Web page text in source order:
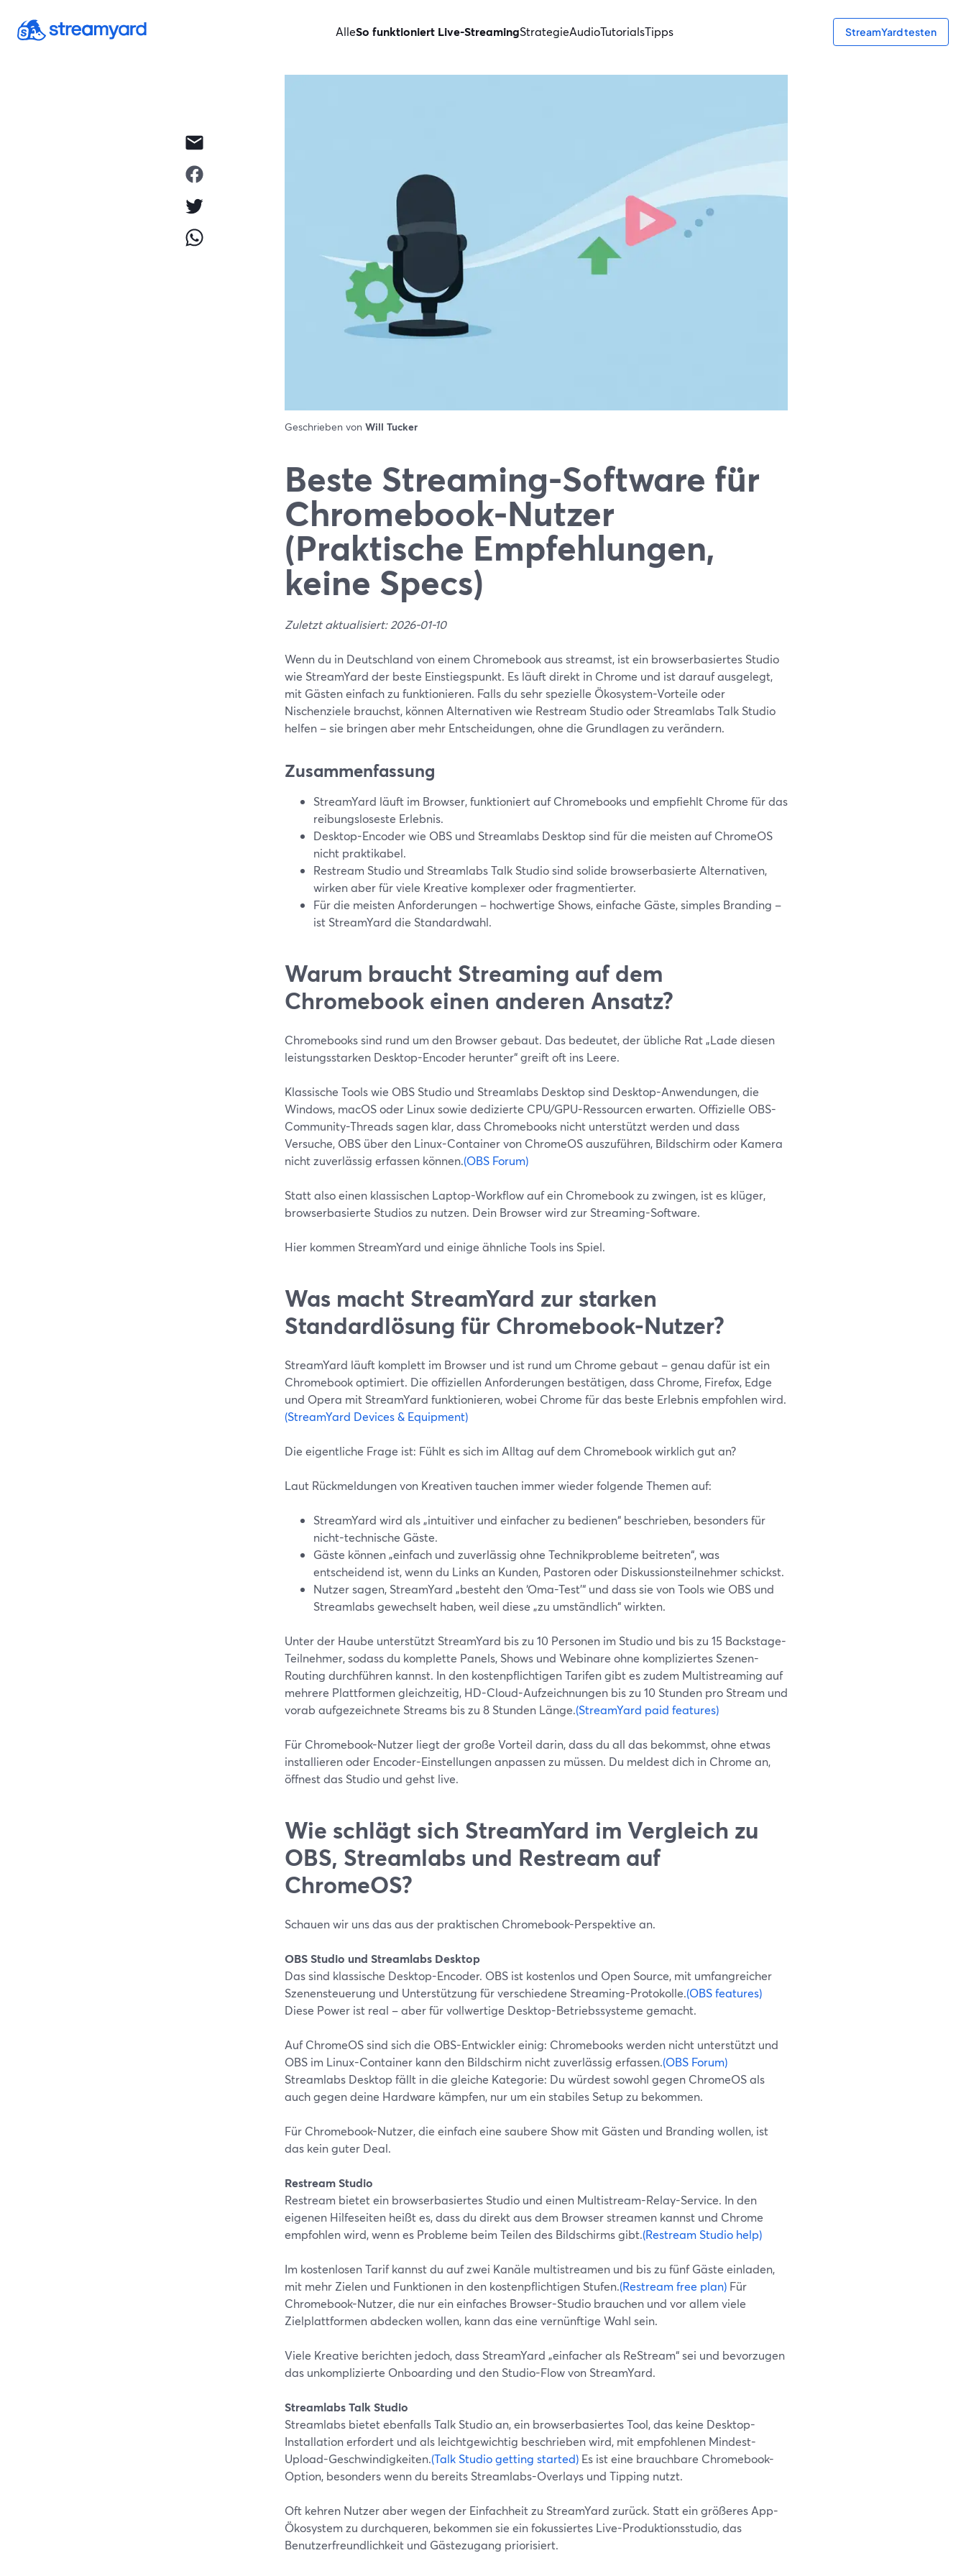
AlleSo funktioniert Live-StreamingStrategieAudioTutorialsTipps StreamYard testen
Geschrieben von Will Tucker
Beste Streaming-Software für
Chromebook-Nutzer
(Praktische Empfehlungen,
keine Specs)
Zuletzt aktualisiert: 2026-01-10
Wenn du in Deutschland von einem Chromebook aus streamst, ist ein browserbasiertes Studio
wie StreamYard der beste Einstiegspunkt. Es läuft direkt in Chrome und ist darauf ausgelegt,
mit Gästen einfach zu funktionieren. Falls du sehr spezielle Ökosystem-Vorteile oder
Nischenziele brauchst, können Alternativen wie Restream Studio oder Streamlabs Talk Studio
helfen – sie bringen aber mehr Entscheidungen, ohne die Grundlagen zu verändern.
Zusammenfassung
StreamYard läuft im Browser, funktioniert auf Chromebooks und empfiehlt Chrome für das
reibungsloseste Erlebnis.
Desktop-Encoder wie OBS und Streamlabs Desktop sind für die meisten auf ChromeOS
nicht praktikabel.
Restream Studio und Streamlabs Talk Studio sind solide browserbasierte Alternativen,
wirken aber für viele Kreative komplexer oder fragmentierter.
Für die meisten Anforderungen – hochwertige Shows, einfache Gäste, simples Branding –
ist StreamYard die Standardwahl.
Warum braucht Streaming auf dem
Chromebook einen anderen Ansatz?
Chromebooks sind rund um den Browser gebaut. Das bedeutet, der übliche Rat „Lade diesen
leistungsstarken Desktop-Encoder herunter“ greift oft ins Leere.
Klassische Tools wie OBS Studio und Streamlabs Desktop sind Desktop-Anwendungen, die
Windows, macOS oder Linux sowie dedizierte CPU/GPU-Ressourcen erwarten. Offizielle OBS-
Community-Threads sagen klar, dass Chromebooks nicht unterstützt werden und dass
Versuche, OBS über den Linux-Container von ChromeOS auszuführen, Bildschirm oder Kamera
nicht zuverlässig erfassen können.(OBS Forum)
Statt also einen klassischen Laptop-Workflow auf ein Chromebook zu zwingen, ist es klüger,
browserbasierte Studios zu nutzen. Dein Browser wird zur Streaming-Software.
Hier kommen StreamYard und einige ähnliche Tools ins Spiel.
Was macht StreamYard zur starken
Standardlösung für Chromebook-Nutzer?
StreamYard läuft komplett im Browser und ist rund um Chrome gebaut – genau dafür ist ein
Chromebook optimiert. Die offiziellen Anforderungen bestätigen, dass Chrome, Firefox, Edge
und Opera mit StreamYard funktionieren, wobei Chrome für das beste Erlebnis empfohlen wird.
(StreamYard Devices & Equipment)
Die eigentliche Frage ist: Fühlt es sich im Alltag auf dem Chromebook wirklich gut an?
Laut Rückmeldungen von Kreativen tauchen immer wieder folgende Themen auf:
StreamYard wird als „intuitiver und einfacher zu bedienen“ beschrieben, besonders für
nicht-technische Gäste.
Gäste können „einfach und zuverlässig ohne Technikprobleme beitreten“, was
entscheidend ist, wenn du Links an Kunden, Pastoren oder Diskussionsteilnehmer schickst.
Nutzer sagen, StreamYard „besteht den ‘Oma-Test’“ und dass sie von Tools wie OBS und
Streamlabs gewechselt haben, weil diese „zu umständlich“ wirkten.
Unter der Haube unterstützt StreamYard bis zu 10 Personen im Studio und bis zu 15 Backstage-
Teilnehmer, sodass du komplette Panels, Shows und Webinare ohne kompliziertes Szenen-
Routing durchführen kannst. In den kostenpflichtigen Tarifen gibt es zudem Multistreaming auf
mehrere Plattformen gleichzeitig, HD-Cloud-Aufzeichnungen bis zu 10 Stunden pro Stream und
vorab aufgezeichnete Streams bis zu 8 Stunden Länge.(StreamYard paid features)
Für Chromebook-Nutzer liegt der große Vorteil darin, dass du all das bekommst, ohne etwas
installieren oder Encoder-Einstellungen anpassen zu müssen. Du meldest dich in Chrome an,
öffnest das Studio und gehst live.
Wie schlägt sich StreamYard im Vergleich zu
OBS, Streamlabs und Restream auf
ChromeOS?
Schauen wir uns das aus der praktischen Chromebook-Perspektive an.
OBS Studio und Streamlabs Desktop
Das sind klassische Desktop-Encoder. OBS ist kostenlos und Open Source, mit umfangreicher
Szenensteuerung und Unterstützung für verschiedene Streaming-Protokolle.(OBS features)
Diese Power ist real – aber für vollwertige Desktop-Betriebssysteme gemacht.
Auf ChromeOS sind sich die OBS-Entwickler einig: Chromebooks werden nicht unterstützt und
OBS im Linux-Container kann den Bildschirm nicht zuverlässig erfassen.(OBS Forum)
Streamlabs Desktop fällt in die gleiche Kategorie: Du würdest sowohl gegen ChromeOS als
auch gegen deine Hardware kämpfen, nur um ein stabiles Setup zu bekommen.
Für Chromebook-Nutzer, die einfach eine saubere Show mit Gästen und Branding wollen, ist
das kein guter Deal.
Restream Studio
Restream bietet ein browserbasiertes Studio und einen Multistream-Relay-Service. In den
eigenen Hilfeseiten heißt es, dass du direkt aus dem Browser streamen kannst und Chrome
empfohlen wird, wenn es Probleme beim Teilen des Bildschirms gibt.(Restream Studio help)
Im kostenlosen Tarif kannst du auf zwei Kanäle multistreamen und bis zu fünf Gäste einladen,
mit mehr Zielen und Funktionen in den kostenpflichtigen Stufen.(Restream free plan) Für
Chromebook-Nutzer, die nur ein einfaches Browser-Studio brauchen und vor allem viele
Zielplattformen abdecken wollen, kann das eine vernünftige Wahl sein.
Viele Kreative berichten jedoch, dass StreamYard „einfacher als ReStream“ sei und bevorzugen
das unkomplizierte Onboarding und den Studio-Flow von StreamYard.
Streamlabs Talk Studio
Streamlabs bietet ebenfalls Talk Studio an, ein browserbasiertes Tool, das keine Desktop-
Installation erfordert und als leichtgewichtig beschrieben wird, mit empfohlenen Mindest-
Upload-Geschwindigkeiten.(Talk Studio getting started) Es ist eine brauchbare Chromebook-
Option, besonders wenn du bereits Streamlabs-Overlays und Tipping nutzt.
Oft kehren Nutzer aber wegen der Einfachheit zu StreamYard zurück. Statt ein größeres App-
Ökosystem zu durchqueren, bekommen sie ein fokussiertes Live-Produktionsstudio, das
Benutzerfreundlichkeit und Gästezugang priorisiert.